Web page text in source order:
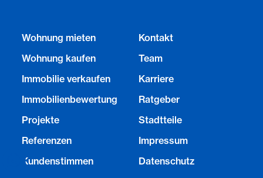
Wohnung mieten
Wohnung kaufen
Immobilie verkaufen
Immobilienbewertung
Projekte
Referenzen
Kundenstimmen
Kontakt
Team
Karriere
Ratgeber
Stadtteile
Impressum
Datenschutz